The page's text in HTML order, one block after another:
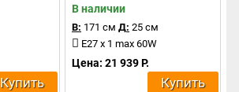
Купить
В наличии
В: 171 см Д: 25 см
E27 x 1 max 60W
Цена: 21 939 Р.
Купить